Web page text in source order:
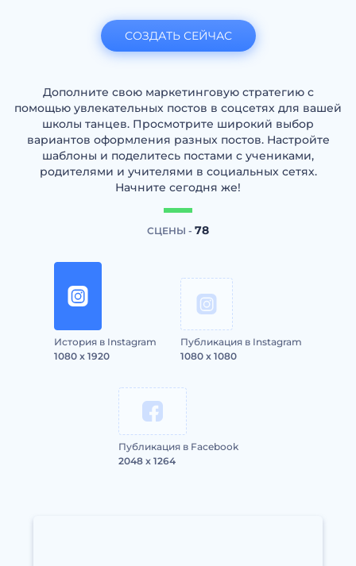
Дополните свою маркетинговую стратегию с
помощью увлекательных постов в соцсетях для вашей
школы танцев. Просмотрите широкий выбор
вариантов оформления разных постов. Настройте
шаблоны и поделитесь постами с учениками,
родителями и учителями в социальных сетях.
Начните сегодня же!
СЦЕНЫ - 78
История в Instagram
1080 x 1920
Публикация в Instagram
1080 x 1080
Публикация в Facebook
2048 x 1264
СОЗДАТЬ СЕЙЧАС